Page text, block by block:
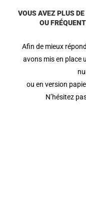
VOUS AVEZ PLUS
OU
Afin de mieux
avons mis en place
ou en version
N’hésitez